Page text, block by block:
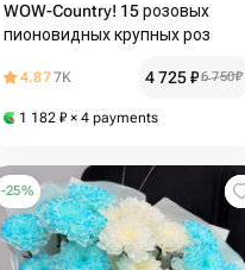
WOW-Country! 15 розовых
пионовидных крупных роз
4.877K 4 725₽6 750₽
1 182 ₽ × 4 payments
-25%